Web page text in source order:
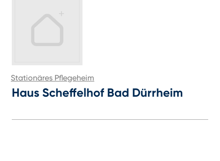
Stationäres Pflegeheim
Haus Scheffelhof Bad Dürrheim